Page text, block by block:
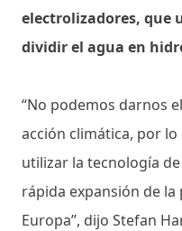
electrolizadores, que
dividir el agua en
“No podemos darnos
acción climática, por
utilizar la tecnología
rápida expansión de
Europa”, dijo Stefan